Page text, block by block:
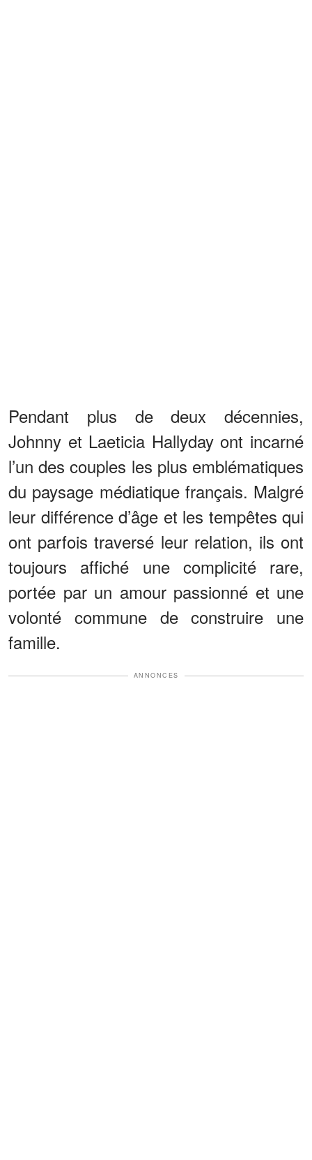
Pendant plus de deux décennies,
Johnny et Laeticia Hallyday ont incarné
l’un des couples les plus emblématiques
du paysage médiatique français. Malgré
leur différence d’âge et les tempêtes qui
ont parfois traversé leur relation, ils ont
toujours affiché une complicité rare,
portée par un amour passionné et une
volonté commune de construire une
famille.
ANNONCES